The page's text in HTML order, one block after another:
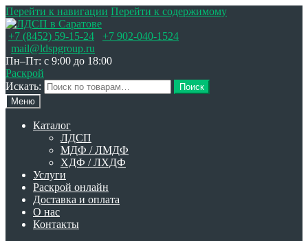
Перейти к навигации Перейти к содержимому
+7 (8452) 59-15-24
+7 902-040-1524
mail@ldspgroup.ru
Пн–Пт: с 9:00 до 18:00
Раскрой
Искать:
Поиск
Меню
Каталог
ЛДСП
МДФ / ЛМДФ
ХДФ / ЛХДФ
Услуги
Раскрой онлайн
Доставка и оплата
О нас
Контакты